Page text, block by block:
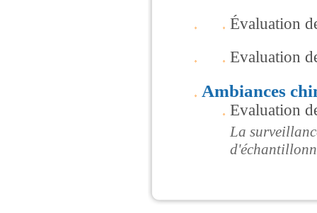
Évaluation
Evaluation
Ambiances
Evaluation
La